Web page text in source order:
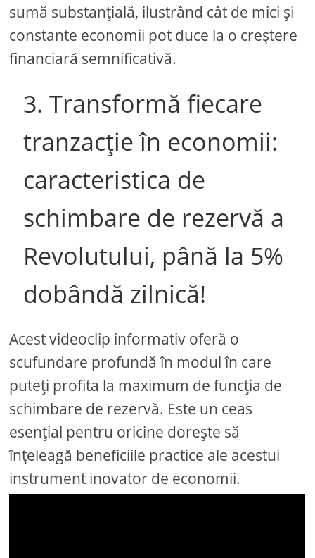
sumă substanțială, ilustrând cât de mici și
constante economii pot duce la o creștere
financiară semnificativă.
3. Transformă fiecare
tranzacție în economii:
caracteristica de
schimbare de rezervă a
Revolutului, până la 5%
dobândă zilnică!
Acest videoclip informativ oferă o
scufundare profundă în modul în care
puteți profita la maximum de funcția de
schimbare de rezervă. Este un ceas
esențial pentru oricine dorește să
înțeleagă beneficiile practice ale acestui
instrument inovator de economii.